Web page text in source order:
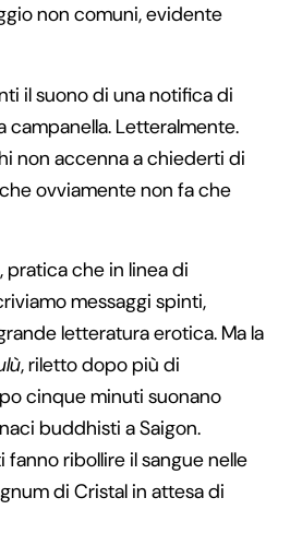
non comuni, evidente
il suono di una notifica di
campanella. Letteralmente.
non accenna a chiederti di
ovviamente non fa che
pratica che in linea di
messaggi spinti,
letteratura erotica. Ma la
, riletto dopo più di
cinque minuti suonano
buddhisti a Saigon.
ribollire il sangue nelle
di Cristal in attesa di